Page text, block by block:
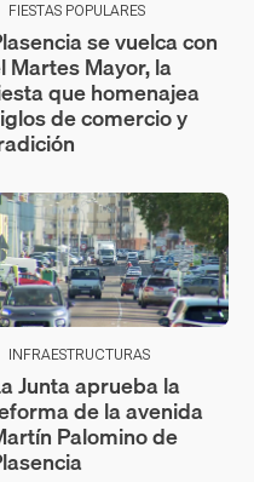
FIESTAS POPULARES
se vuelca con
Martes Mayor, la
que homenajea
de comercio y
INFRAESTRUCTURAS
Junta aprueba la
de la avenida
Palomino de